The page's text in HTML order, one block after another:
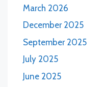
March 2026
December 2025
September 2025
July 2025
June 2025